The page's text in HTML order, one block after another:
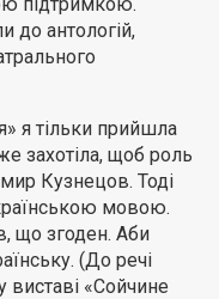
до антологій,
я тільки прийшла
захотіла, щоб роль
Кузнецов. Тоді
мовою.
що згоден. Аби
(До речі
«Сойчине